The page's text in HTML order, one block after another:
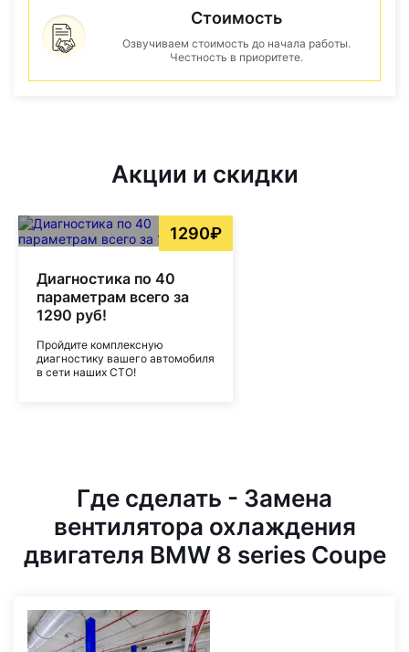
Стоимость
Озвучиваем стоимость до начала работы.
Честность в приоритете.
Акции и скидки
1290₽
Диагностика по 40
параметрам всего за
1290 руб!
Пройдите комплексную
диагностику вашего автомобиля
в сети наших СТО!
Где сделать - Замена
вентилятора охлаждения
двигателя BMW 8 series Coupe